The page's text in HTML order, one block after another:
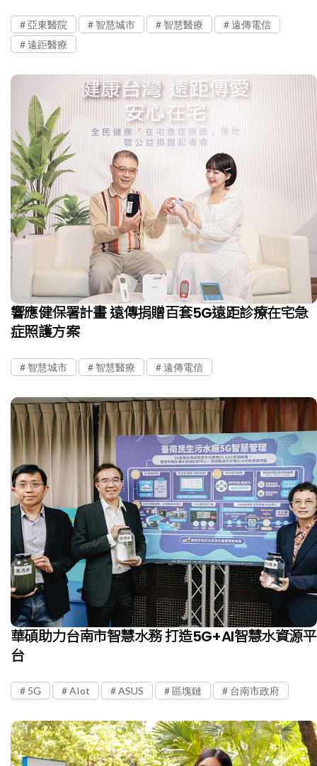
亞東醫院 智慧城市 智慧醫療
遠傳電信
遠距醫療
響應健保署計畫 遠傳捐贈百套5G遠距診療在宅急
症照護方案
智慧城市 智慧醫療 遠傳電信
華碩助力台南市智慧水務 打造5G+AI智慧水資源平
台
5G AIot ASUS 區塊鏈 台南市政府